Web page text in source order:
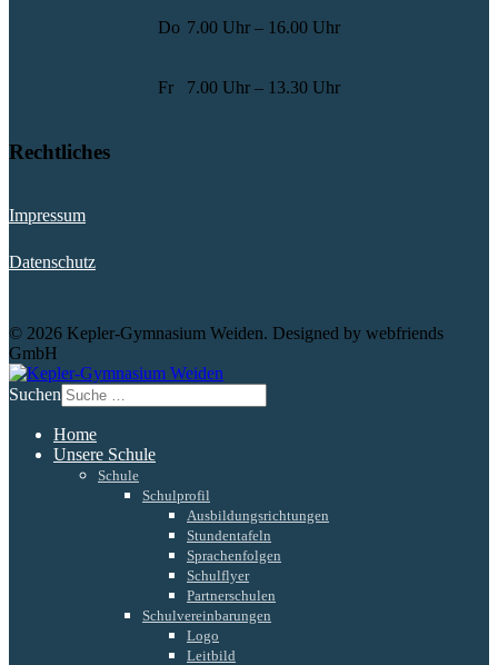
Do 7.00 Uhr – 16.00 Uhr
Fr 7.00 Uhr – 13.30 Uhr
Rechtliches
Impressum
Datenschutz
© 2026 Kepler-Gymnasium Weiden. Designed by webfriends
GmbH
Suchen
Home
Unsere Schule
Schule
Schulprofil
Ausbildungsrichtungen
Stundentafeln
Sprachenfolgen
Schulflyer
Partnerschulen
Schulvereinbarungen
Logo
Leitbild